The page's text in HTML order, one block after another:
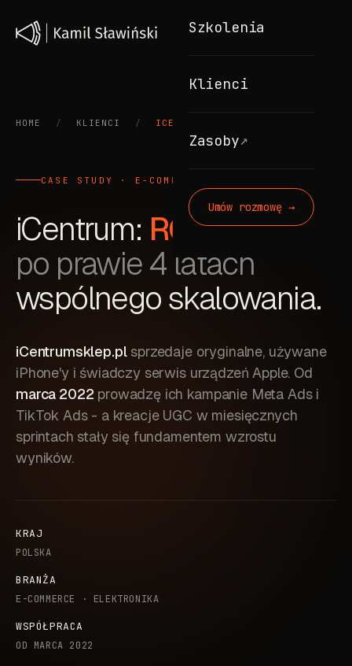
Szkolenia
Klienci
Zasoby↗
Umów rozmowę →
HOME / KLIENCI / ICENTRUM
CASE STUDY · E-COMMERCE · META ADS + UGC
iCentrum: ROAS 57,27
po prawie 4 latach
wspólnego skalowania.
iCentrumsklep.plsprzedaje oryginalne, używane
iPhone'y i świadczy serwis urządzeń Apple. Od
marca 2022 prowadzę ich kampanie Meta Ads i
TikTok Ads - a kreacje UGC w miesięcznych
sprintach stały się fundamentem wzrostu
wyników.
KRAJ
POLSKA
BRANŻA
E-COMMERCE · ELEKTRONIKA
WSPÓŁPRACA
OD MARCA 2022